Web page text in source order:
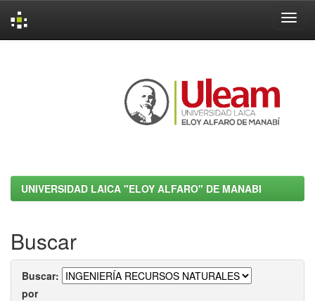
UNIVERSIDAD LAICA "ELOY ALFARO" DE MANABI
Buscar
Buscar:
por